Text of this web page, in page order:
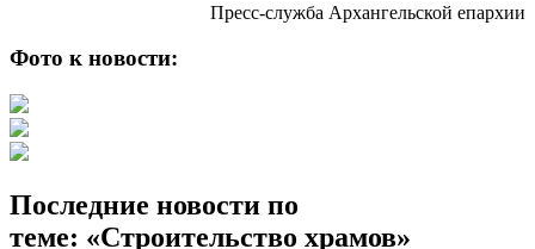
Пресс-служба Архангельской епархии
Фото к новости:
Последние новости по
теме: «Строительство храмов»